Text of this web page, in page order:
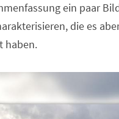
ein paar
die es
haben.